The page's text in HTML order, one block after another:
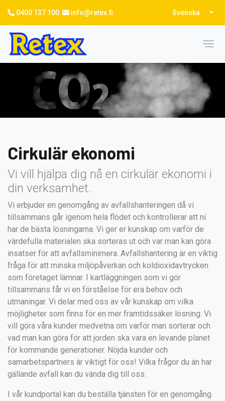
huvudinnehåll
0400 137 100 info@retex.fi
your
Svenska
Cirkulär ekonomi
Vi vill hjälpa dig nå en cirkulär ekonomi i
din verksamhet.
Vi erbjuder en genomgång av avfallshanteringen då vi
tillsammans går igenom hela flödet och kontrollerar att ni
har de bästa lösningarna. Vi ger er kunskap om varför de
värdefulla materialen ska sorteras ut och var man kan göra
insatser för att avfallsminimera. Avfallshantering är en viktig
fråga för att minska miljöpåverkan och koldioxidavtrycken
som företaget lämnar. I kartläggningen som vi gör
tillsammans får vi en förståelse för era behov och
utmaningar. Vi delar med oss av vår kunskap om vilka
möjligheter som finns för en mer framtidssäker lösning. Vi
vill göra våra kunder medvetna om varför man sorterar och
vad man kan göra för att jorden ska vara en levande planet
för kommande generationer. Nöjda kunder och
samarbetspartners är viktigt för oss! Vilka frågor du än har
gällande avfall kan du vända dig till oss.
I vår kundportal kan du beställa tjänsten för en genomgång